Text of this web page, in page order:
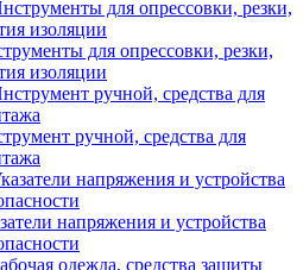
для опрессовки, резки,
изоляции
ручной, средства для
напряжения и устройства